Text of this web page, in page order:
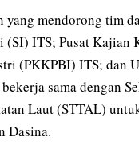
yang mendorong tim
(SI) ITS; Pusat Kajian
(PKKPBI) ITS; dan
sama dengan
Laut (STTAL)
Dasina.